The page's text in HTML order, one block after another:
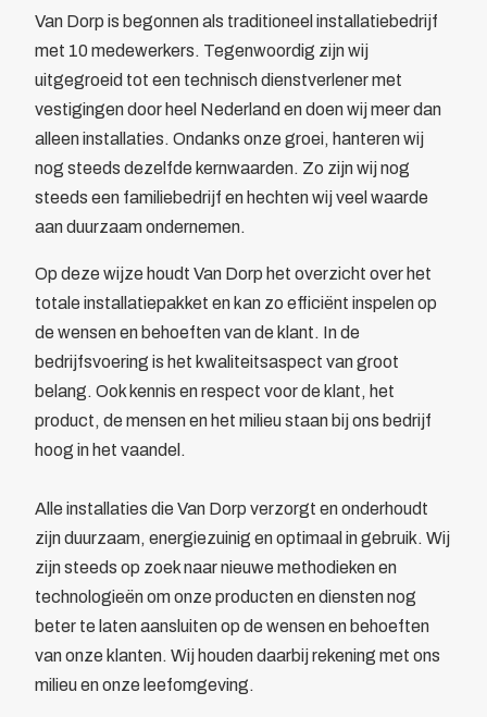
Parkeren vrachtwagens
Beveiliging
Bewegwijzering
Juridische dienstverlening
Leden
Overzicht
Ledenpas
Agenda
Actueel
Contact
Lid worden
Van Dorp is begonnen als traditioneel installatiebedrijf
met 10 medewerkers. Tegenwoordig zijn wij
uitgegroeid tot een technisch dienstverlener met
vestigingen door heel Nederland en doen wij meer dan
alleen installaties. Ondanks onze groei, hanteren wij
nog steeds dezelfde kernwaarden. Zo zijn wij nog
steeds een familiebedrijf en hechten wij veel waarde
aan duurzaam ondernemen.
Op deze wijze houdt Van Dorp het overzicht over het
totale installatiepakket en kan zo efficiënt inspelen op
de wensen en behoeften van de klant. In de
bedrijfsvoering is het kwaliteitsaspect van groot
belang. Ook kennis en respect voor de klant, het
product, de mensen en het milieu staan bij ons bedrijf
hoog in het vaandel.
Alle installaties die Van Dorp verzorgt en onderhoudt
zijn duurzaam, energiezuinig en optimaal in gebruik. Wij
zijn steeds op zoek naar nieuwe methodieken en
technologieën om onze producten en diensten nog
beter te laten aansluiten op de wensen en behoeften
van onze klanten. Wij houden daarbij rekening met ons
milieu en onze leefomgeving.